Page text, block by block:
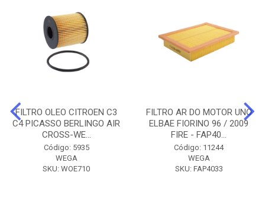
FILTRO OLEO CITROEN C3
C4 PICASSO BERLINGO AIR
CROSS-WE...
Código: 5935
WEGA
SKU: WOE710
FILTRO AR DO MOTOR UNO
ELBAE FIORINO 96 / 2009
FIRE - FAP40...
Código: 11244
WEGA
SKU: FAP4033